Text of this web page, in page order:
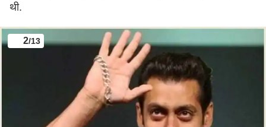
थी.
2/13